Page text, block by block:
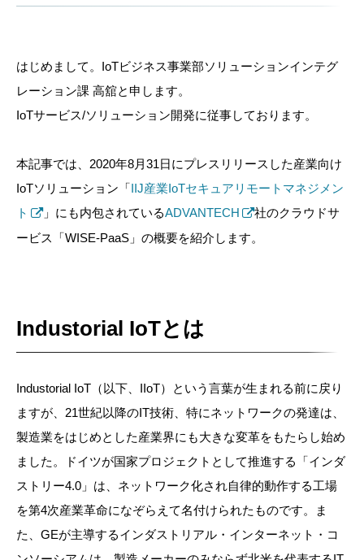
はじめまして。IoTビジネス事業部ソリューションインテグ
レーション課 高舘と申します。
IoTサービス/ソリューション開発に従事しております。
本記事では、2020年8月31日にプレスリリースした産業向け
IoTソリューション「IIJ産業IoTセキュアリモートマネジメン
ト
」にも内包されているADVANTECH
社のクラウドサ
ービス「WISE-PaaS」の概要を紹介します。
Industorial IoTとは
Industorial IoT（以下、IIoT）という言葉が生まれる前に戻り
ますが、21世紀以降のIT技術、特にネットワークの発達は、
製造業をはじめとした産業界にも大きな変革をもたらし始め
ました。ドイツが国家プロジェクトとして推進する「インダ
ストリー4.0」は、ネットワーク化され自律的動作する工場
を第4次産業革命になぞらえて名付けられたものです。ま
た、GEが主導するインダストリアル・インターネット・コ